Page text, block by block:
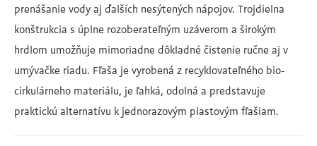
prenášanie vody aj ďalších nesýtených nápojov. Trojdielna
konštrukcia s úplne rozoberateľným uzáverom a širokým
hrdlom umožňuje mimoriadne dôkladné čistenie ručne aj v
umývačke riadu. Fľaša je vyrobená z recyklovateľného bio-
cirkulárneho materiálu, je ľahká, odolná a predstavuje
praktickú alternatívu k jednorazovým plastovým fľašiam.